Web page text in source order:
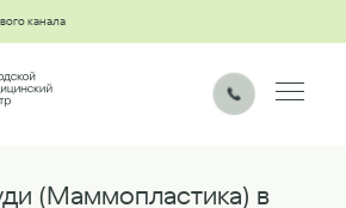
канала
(Маммопластика) в